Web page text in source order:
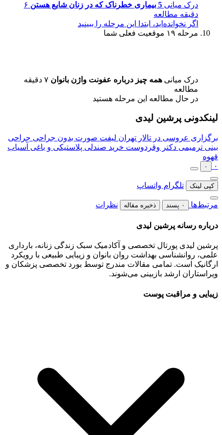
درک میانی 5 بیماری خطرناک که در زنان شایع هستن
۶
دقیقه مطالعه
اگر نخوانده‌اید، ابتدا این مرحله را ببینید
مرحله ۱۹
موقعیت فعلی شما
درک میانی همه چیز درباره عفونت واژن بانوان
۷ دقیقه
مطالعه
در حال مطالعه این مرحله هستید
لینکدونی پرشین لیدی
برگزاری عروسی در تالار تهران لیفت صورت بدون جراحی جراحی
بینی ترمیمی دکتر وقردوست خرید صندلی پلاستیکی و باغی آسیاب
قهوه
۰
۰
کپی لینک تلگرام واتساپ
مرتبط‌ها ۰ پسند ذخیره مقاله نظرات
درباره رسانه پرشین لیدی
پرشین لیدی پورتال تخصصی و آکادمیک سبک زندگی زنانه، بارداری
علمی، روانشناسی بهداشت روان بانوان و زیبایی طبیعی با رویکرد
ارگانیک است. تمامی مقالات مندرج توسط بورد تخصصی پزشکان و
ویراستاران ارشد بازبینی می‌شوند.
زیبایی و مراقبت پوست